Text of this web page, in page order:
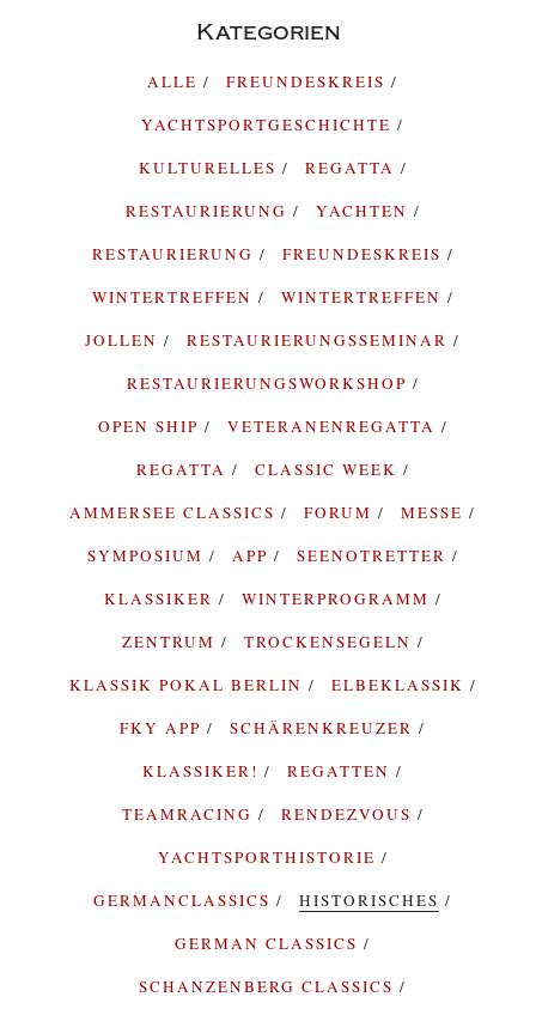
Kategorien
ALLE
FREUNDESKREIS
YACHTSPORTGESCHICHTE
KULTURELLES
REGATTA
RESTAURIERUNG
YACHTEN
RESTAURIERUNG
FREUNDESKREIS
WINTERTREFFEN
WINTERTREFFEN
JOLLEN
RESTAURIERUNGSSEMINAR
RESTAURIERUNGSWORKSHOP
OPEN SHIP
VETERANENREGATTA
REGATTA
CLASSIC WEEK
AMMERSEE CLASSICS
FORUM
MESSE
SYMPOSIUM
APP
SEENOTRETTER
KLASSIKER
WINTERPROGRAMM
ZENTRUM
TROCKENSEGELN
KLASSIK POKAL BERLIN
ELBEKLASSIK
FKY APP
SCHÄRENKREUZER
KLASSIKER!
REGATTEN
TEAMRACING
RENDEZVOUS
YACHTSPORTHISTORIE
GERMANCLASSICS
HISTORISCHES
GERMAN CLASSICS
SCHANZENBERG CLASSICS